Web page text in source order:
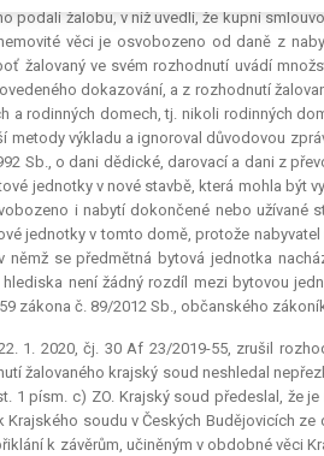
podali žalobu, v níž uvedli, že kupní
věci je osvobozeno od daně z
žalovaný ve svém rozhodnutí uvádí
dokazování, a z rozhodnutí
a rodinných domech, tj. nikoli rodinných
metody výkladu a ignoroval důvodovou
Sb., o dani dědické, darovací a dani z
jednotky v nové stavbě, která mohla být
i nabytí dokončené nebo užívané
jednotky v tomto domě, protože
se předmětná bytová jednotka
není žádný rozdíl mezi bytovou
zákona č. 89/2012 Sb., občanského
1. 2020, čj. 30 Af 23/2019-55, zrušil
žalovaného krajský soud neshledal
1 písm. c) ZO. Krajský soud předeslal, že
soudu v Českých Budějovicích
k závěrům, učiněným v obdobné věci